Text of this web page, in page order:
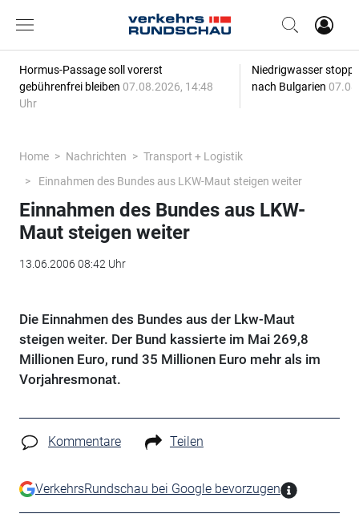
Hormus-Passage soll vorerst
gebührenfrei bleiben 07.08.2026, 14:48
Uhr
Niedrigwasser
nach Bulgarien
Home Nachrichten
Transport + Logistik
Einnahmen des Bundes aus LKW-Maut steigen weiter
Einnahmen des Bundes aus LKW-
Maut steigen weiter
13.06.2006 08:42 Uhr
Die Einnahmen des Bundes aus der Lkw-Maut
steigen weiter. Der Bund kassierte im Mai 269,8
Millionen Euro, rund 35 Millionen Euro mehr als im
Vorjahresmonat.
Kommentare Teilen
VerkehrsRundschau bei Google bevorzugen